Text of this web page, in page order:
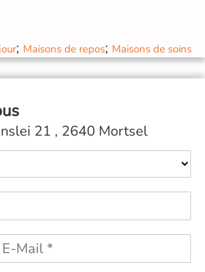
; Maisons de repos; Maisons de soins
21 , 2640 Mortsel